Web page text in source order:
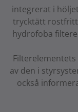
integrerat i
trycktätt rostfritt
hydrofoba
av den i
också